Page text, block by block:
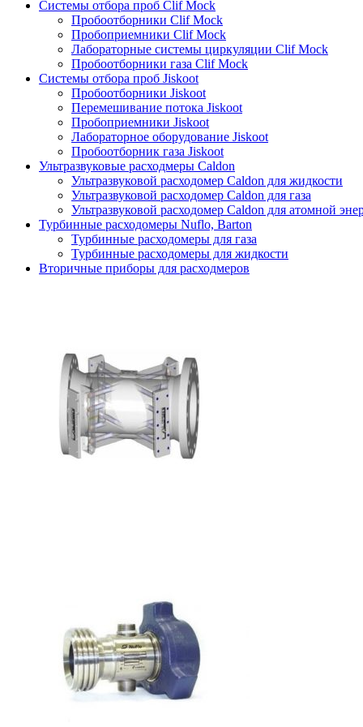
Системы отбора проб Clif Mock
Пробоотборники Clif Mock
Пробоприемники Clif Mock
Лабораторные системы циркуляции Clif Mock
Пробоотборники газа Clif Mock
Системы отбора проб Jiskoot
Пробоотборники Jiskoot
Перемешивание потока Jiskoot
Пробоприемники Jiskoot
Лабораторное оборудование Jiskoot
Пробоотборник газа Jiskoot
Ультразвуковые расходмеры Caldon
Ультразвуковой расходомер Caldon для жидкости
Ультразвуковой расходомер Caldon для газа
Ультразвуковой расходомер Caldon для атомной
Турбинные расходомеры Nuflo, Barton
Турбинные расходомеры для газа
Турбинные расходомеры для жидкости
Вторичные приборы для расходмеров